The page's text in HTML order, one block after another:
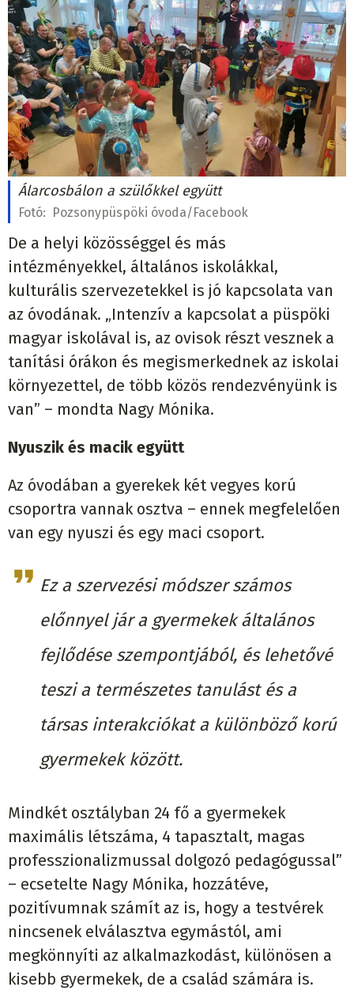
Álarcosbálon a szülőkkel együtt
Fotó: Pozsonypüspöki óvoda/Facebook
De a helyi közösséggel és más
intézményekkel, általános iskolákkal,
kulturális szervezetekkel is jó kapcsolata van
az óvodának. „Intenzív a kapcsolat a püspöki
magyar iskolával is, az ovisok részt vesznek a
tanítási órákon és megismerkednek az iskolai
környezettel, de több közös rendezvényünk is
van” – mondta Nagy Mónika.
Nyuszik és macik együtt
Az óvodában a gyerekek két vegyes korú
csoportra vannak osztva – ennek megfelelően
van egy nyuszi és egy maci csoport.
Ez a szervezési módszer számos
előnnyel jár a gyermekek általános
fejlődése szempontjából, és lehetővé
teszi a természetes tanulást és a
társas interakciókat a különböző korú
gyermekek között.
Mindkét osztályban 24 fő a gyermekek
maximális létszáma, 4 tapasztalt, magas
professzionalizmussal dolgozó pedagógussal”
– ecsetelte Nagy Mónika, hozzátéve,
pozitívumnak számít az is, hogy a testvérek
nincsenek elválasztva egymástól, ami
megkönnyíti az alkalmazkodást, különösen a
kisebb gyermekek, de a család számára is.